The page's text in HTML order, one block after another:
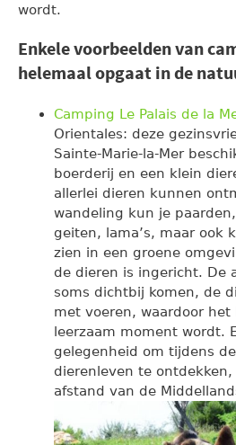
wordt.
Enkele voorbeelden van
helemaal opgaat in de
Camping Le Palais de la
Orientales: deze
Sainte-Marie-la-Mer
boerderij en een klein
allerlei dieren kunnen
wandeling kun je
geiten, lama’s, maar ook
zien in een groene
de dieren is ingericht. De
soms dichtbij komen, de
met voeren, waardoor het
leerzaam moment wordt.
gelegenheid om tijdens
dierenleven te
afstand van de